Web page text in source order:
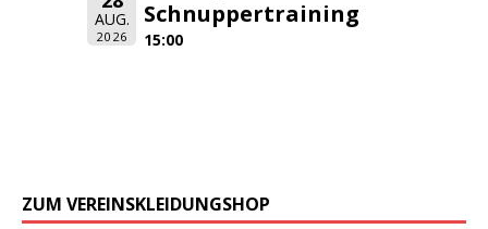
AUG.
2026
Schnuppertraining
15:00
ZUM VEREINSKLEIDUNGSHOP